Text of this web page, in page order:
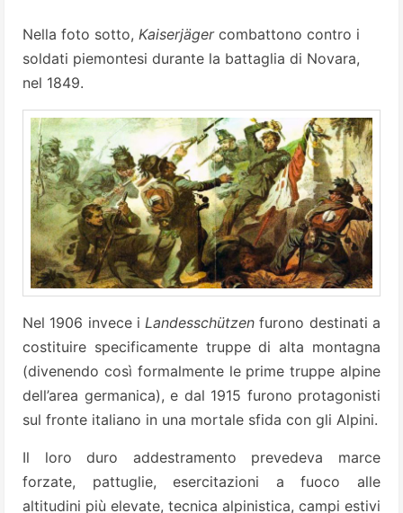
Nella foto sotto, Kaiserjägercombattono contro i
soldati piemontesi durante la battaglia di Novara,
nel 1849.
Nel 1906 invece iLandesschützen furono destinati a
costituire specificamente truppe di alta montagna
(divenendo così formalmente le prime truppe alpine
dell’area germanica), e dal 1915 furono protagonisti
sul fronte italiano in una mortale sfida con gli Alpini.
Il loro duro addestramento prevedeva marce
forzate, pattuglie, esercitazioni a fuoco alle
altitudini più elevate, tecnica alpinistica, campi estivi